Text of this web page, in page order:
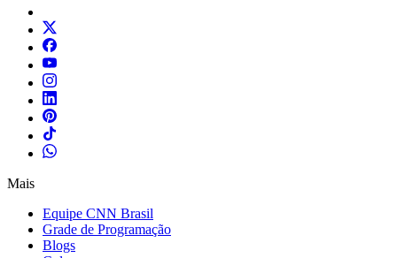
Mais
Equipe CNN Brasil
Grade de Programação
Blogs